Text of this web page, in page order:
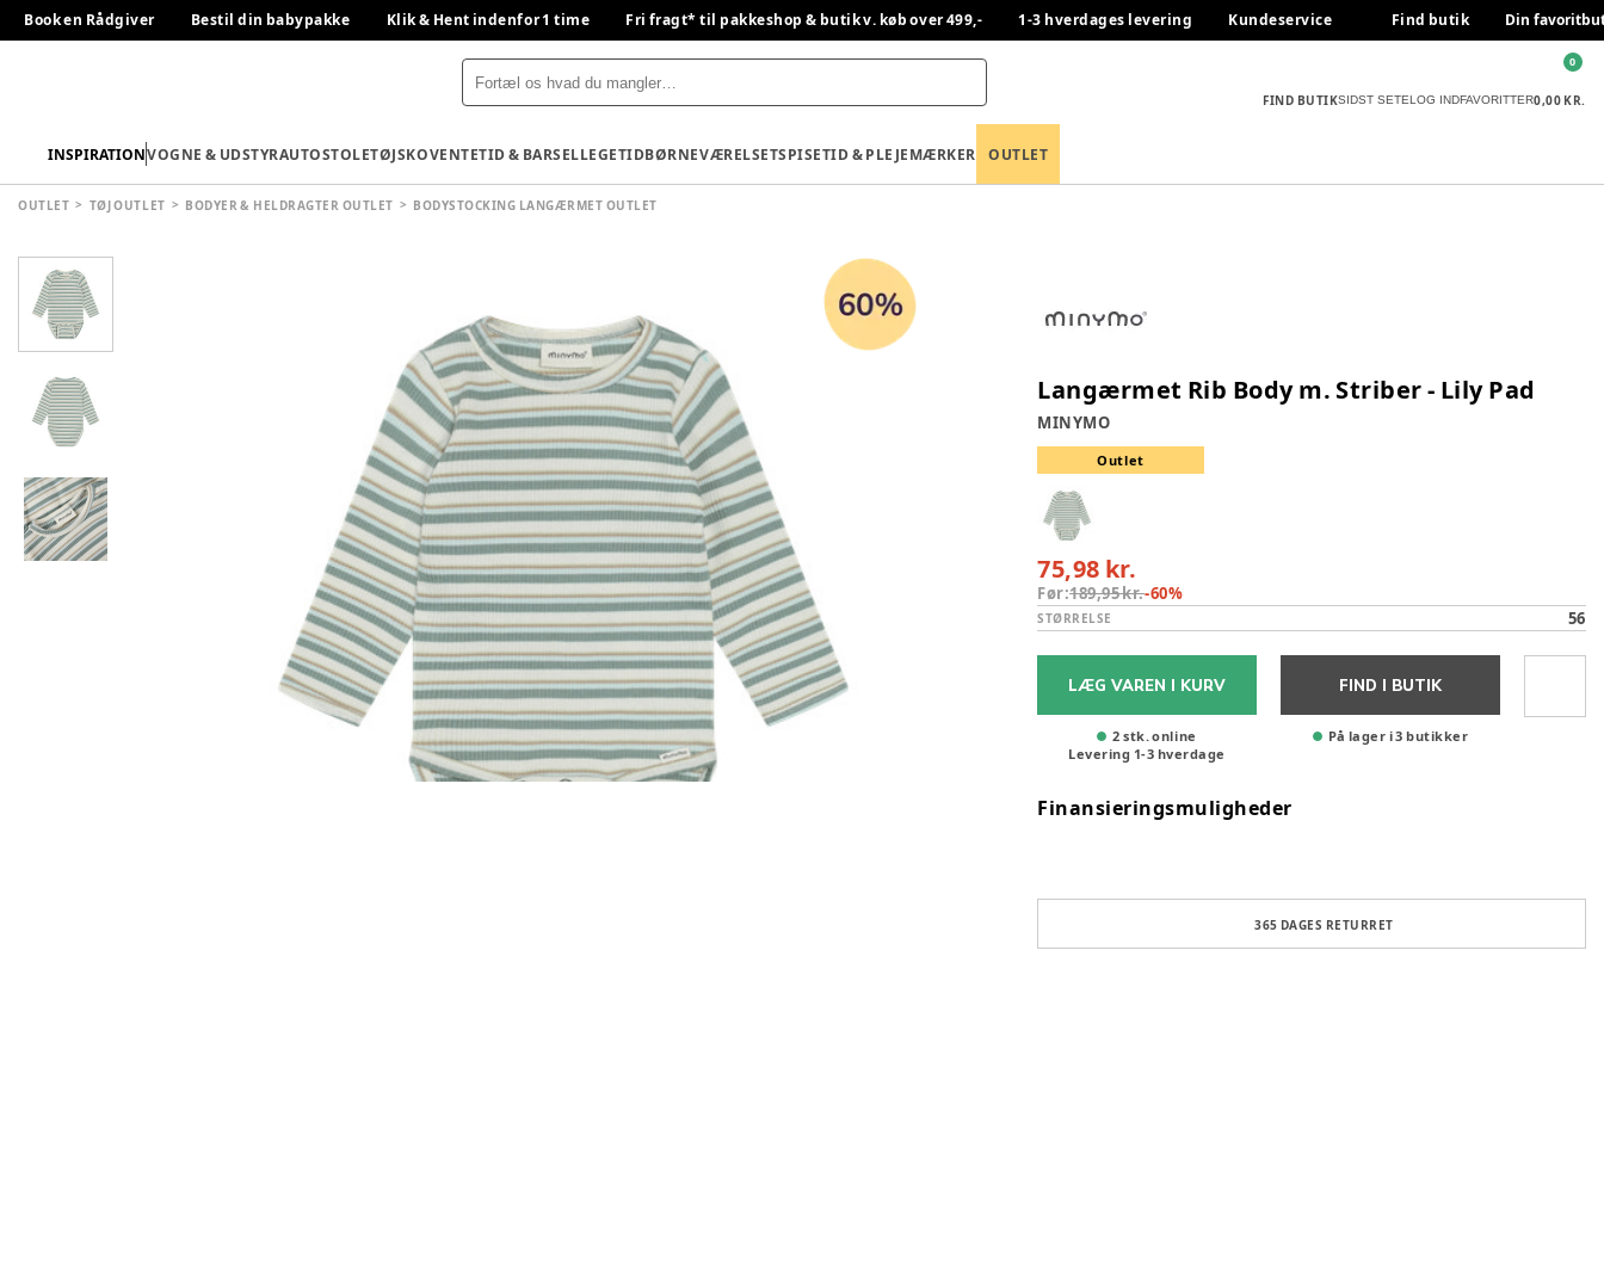
Book en Rådgiver Bestil din babypakke Klik & Hent indenfor 1 time Fri fragt* til pakkeshop & butik v. køb over 499,- 1-3 hverdages levering Kundeservice Find butik Din
FIND BUTIKSIDST SETELOG INDFAVORITTER0,00 KR.
0
INSPIRATIONVOGNE & UDSTYRAUTOSTOLETØJSKOVENTETID & BARSELLEGETIDBØRNEVÆRELSETSPISETID & PLEJEMÆRKER OUTLET
OUTLET TØJ OUTLET BODYER & HELDRAGTER OUTLET BODYSTOCKING LANGÆRMET OUTLET
Langærmet Rib Body m. Striber - Lily Pad
MINYMO
Outlet
75,98 kr.
Før:189,95 kr.-60%
STØRRELSE 56
LÆG VAREN I KURV
2 stk. online
Levering 1-3 hverdage
FIND I BUTIK
På lager i 3 butikker
Finansieringsmuligheder
365 DAGES RETURRET